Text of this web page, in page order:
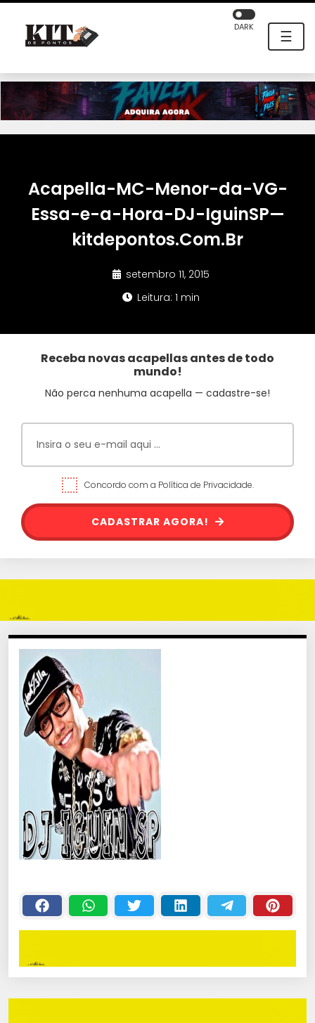
☰
DARK
Acapella-MC-Menor-da-VG-
Essa-e-a-Hora-DJ-IguinSP—
kitdepontos.Com.Br
setembro 11, 2015
Leitura: 1 min
Receba novas acapellas antes de todo
mundo!
Não perca nenhuma acapella — cadastre-se!
Concordo com a Política de Privacidade.
CADASTRAR AGORA!